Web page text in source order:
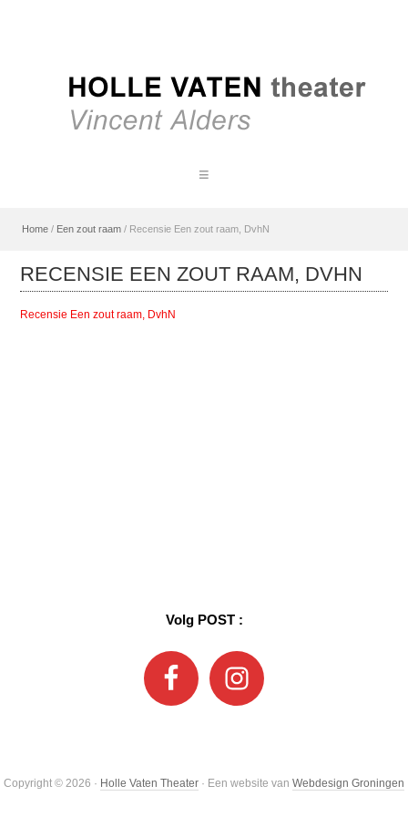
Home / Een zout raam / Recensie Een zout raam, DvhN
RECENSIE EEN ZOUT RAAM, DVHN
Recensie Een zout raam, DvhN
Volg POST :
Copyright © 2026 · Holle Vaten Theater · Een website van Webdesign Groningen